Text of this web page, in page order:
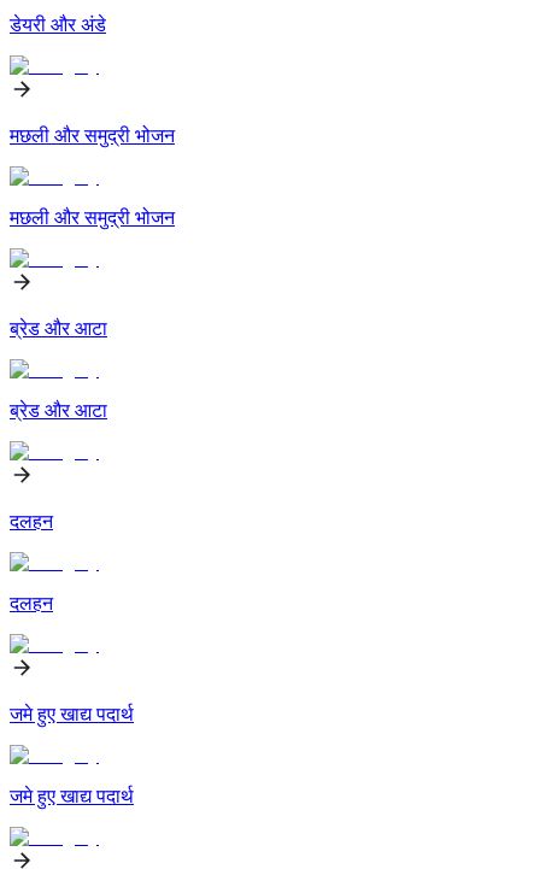
डेयरी और अंडे
मछली और समुद्री भोजन
मछली और समुद्री भोजन
ब्रेड और आटा
ब्रेड और आटा
दलहन
दलहन
जमे हुए खाद्य पदार्थ
जमे हुए खाद्य पदार्थ